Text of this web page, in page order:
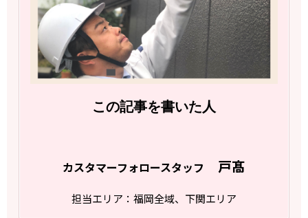
この記事を書いた人
カスタマーフォロースタッフ 戸髙
担当エリア：福岡全域、下関エリア